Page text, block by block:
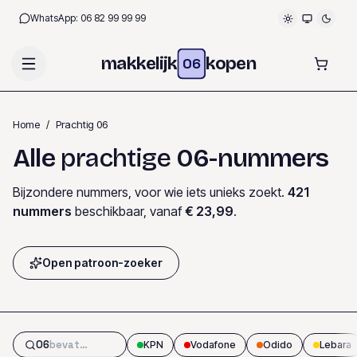
WhatsApp: 06 82 99 99 99
makkelijk 06 kopen
Home / Prachtig 06
Alle prachtige 06-nummers
Bijzondere nummers, voor wie iets unieks zoekt. 421
nummers beschikbaar, vanaf€ 23,99.
Open patroon-zoeker
06 KPN Vodafone Odido Lebara